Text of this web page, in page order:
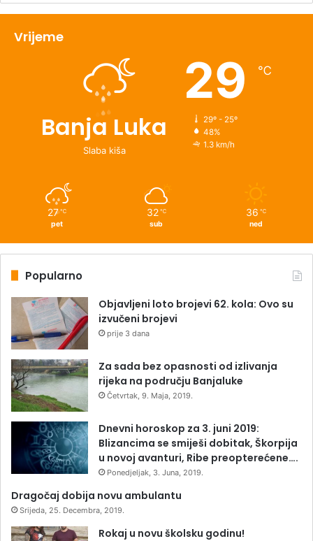
Vrijeme
Banja Luka
Slaba kiša
29 ℃
29º - 25º
48%
1.3 km/h
27 ℃
pet
32 ℃
sub
36 ℃
ned
Popularno
Objavljeni loto brojevi 62. kola: Ovo su
izvučeni brojevi
prije 3 dana
Za sada bez opasnosti od izlivanja
rijeka na području Banjaluke
Četvrtak, 9. Maja, 2019.
Dnevni horoskop za 3. juni 2019:
Blizancima se smiješi dobitak, Škorpija
u novoj avanturi, Ribe preopterećene….
Ponedjeljak, 3. Juna, 2019.
Dragočaj dobija novu ambulantu
Srijeda, 25. Decembra, 2019.
Rokaj u novu školsku godinu!